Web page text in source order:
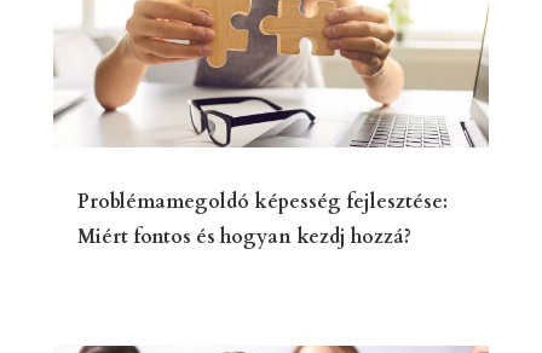
Problémamegoldó képesség fejlesztése:
Miért fontos és hogyan kezdj hozzá?